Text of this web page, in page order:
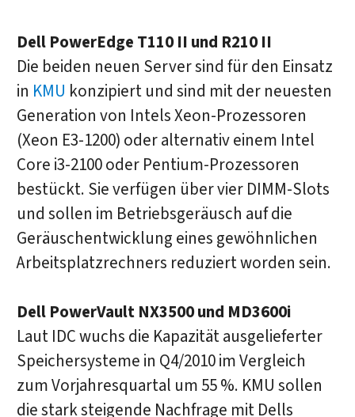
Dell PowerEdge T110 II und R210 II
Die beiden neuen Server sind für den Einsatz
in KMU konzipiert und sind mit der neuesten
Generation von Intels Xeon-Prozessoren
(Xeon E3-1200) oder alternativ einem Intel
Core i3-2100 oder Pentium-Prozessoren
bestückt. Sie verfügen über vier DIMM-Slots
und sollen im Betriebsgeräusch auf die
Geräuschentwicklung eines gewöhnlichen
Arbeitsplatzrechners reduziert worden sein.
Dell PowerVault NX3500 und MD3600i
Laut IDC wuchs die Kapazität ausgelieferter
Speichersysteme in Q4/2010 im Vergleich
zum Vorjahresquartal um 55 %. KMU sollen
die stark steigende Nachfrage mit Dells